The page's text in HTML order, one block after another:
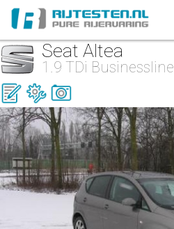
Seat Altea
1.9 TDi Businessline